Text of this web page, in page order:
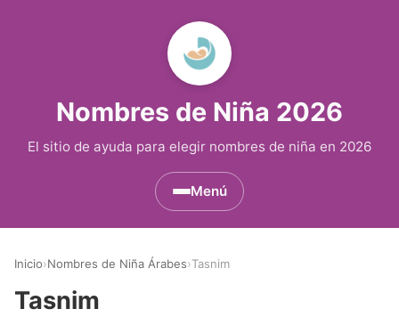
Nombres de Niña 2026
El sitio de ayuda para elegir nombres de niña en 2026
Menú
Inicio›Nombres de Niña Árabes›Tasnim
Tasnim